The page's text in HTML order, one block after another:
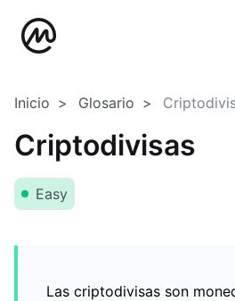
Inicio Glosario
Criptodivisas
Easy
Las criptodivisas son